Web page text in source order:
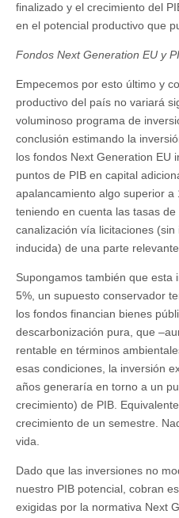
finalizado y el crecimiento del
en el potencial productivo que
Fondos Next Generation EU y
Empecemos por esto último y
productivo del país no variará
voluminoso programa de
conclusión estimando la
los fondos Next Generation EU
puntos de PIB en capital
apalancamiento algo superior
teniendo en cuenta las tasas
canalización vía licitaciones
inducida) de una parte
Supongamos también que esta
5%, un supuesto conservador
los fondos financian bienes
descarbonización pura, que
rentable en términos
esas condiciones, la inversión
años generaría en torno a un
crecimiento) de PIB.
crecimiento de un semestre.
vida.
Dado que las inversiones no
nuestro PIB potencial, cobran
exigidas por la normativa Next